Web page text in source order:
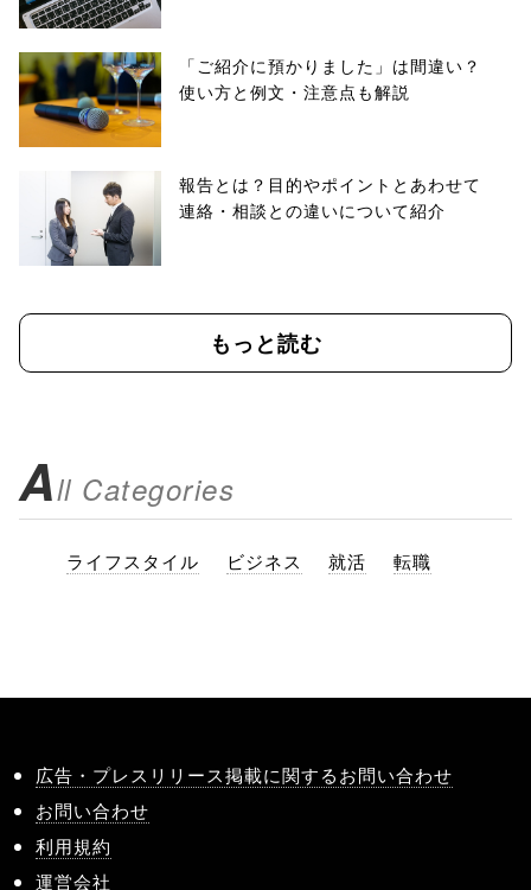
「ご紹介に預かりました」は間違い？
使い方と例文・注意点も解説
報告とは？目的やポイントとあわせて
連絡・相談との違いについて紹介
もっと読む
All Categories
ライフスタイル ビジネス 就活 転職
広告・プレスリリース掲載に関するお問い合わせ
お問い合わせ
利用規約
運営会社